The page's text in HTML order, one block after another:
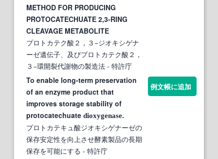
METHOD FOR PRODUCING
PROTOCATECHUATE 2,3-RING
CLEAVAGE METABOLITE
プロトカテク酸２，３−ジオキシゲナ
ーゼ遺伝子、及びプロトカテク酸２，
３−環開裂代謝物の製造法 - 特許庁
To enable long-term preservation
of an enzyme product that
improves storage stability of
protocatechuate dioxygenase.
プロトカテキュ酸ジオキシゲナーゼの
保存安定性を向上させ酵素製品の長期
保存を可能にする - 特許庁
例文帳に追加